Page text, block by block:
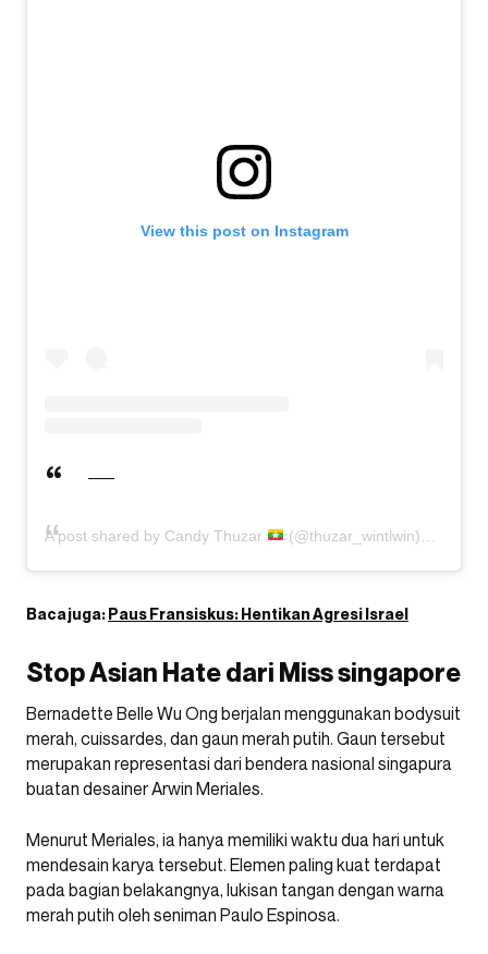
View this post on Instagram
A post shared by Candy Thuzar (@thuzar_wintlwin)
Baca juga:Paus Fransiskus: Hentikan Agresi Israel
Stop Asian Hate dari Miss singapore
Bernadette Belle Wu Ong berjalan menggunakan bodysuit
merah, cuissardes, dan gaun merah putih. Gaun tersebut
merupakan representasi dari bendera nasional singapura
buatan desainer Arwin Meriales.
Menurut Meriales, ia hanya memiliki waktu dua hari untuk
mendesain karya tersebut. Elemen paling kuat terdapat
pada bagian belakangnya, lukisan tangan dengan warna
merah putih oleh seniman Paulo Espinosa.